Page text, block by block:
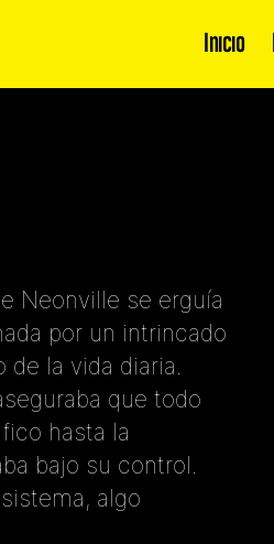
Inicio
Neonville se erguía
por un intrincado
la vida diaria.
que todo
hasta la
bajo su control.
algo